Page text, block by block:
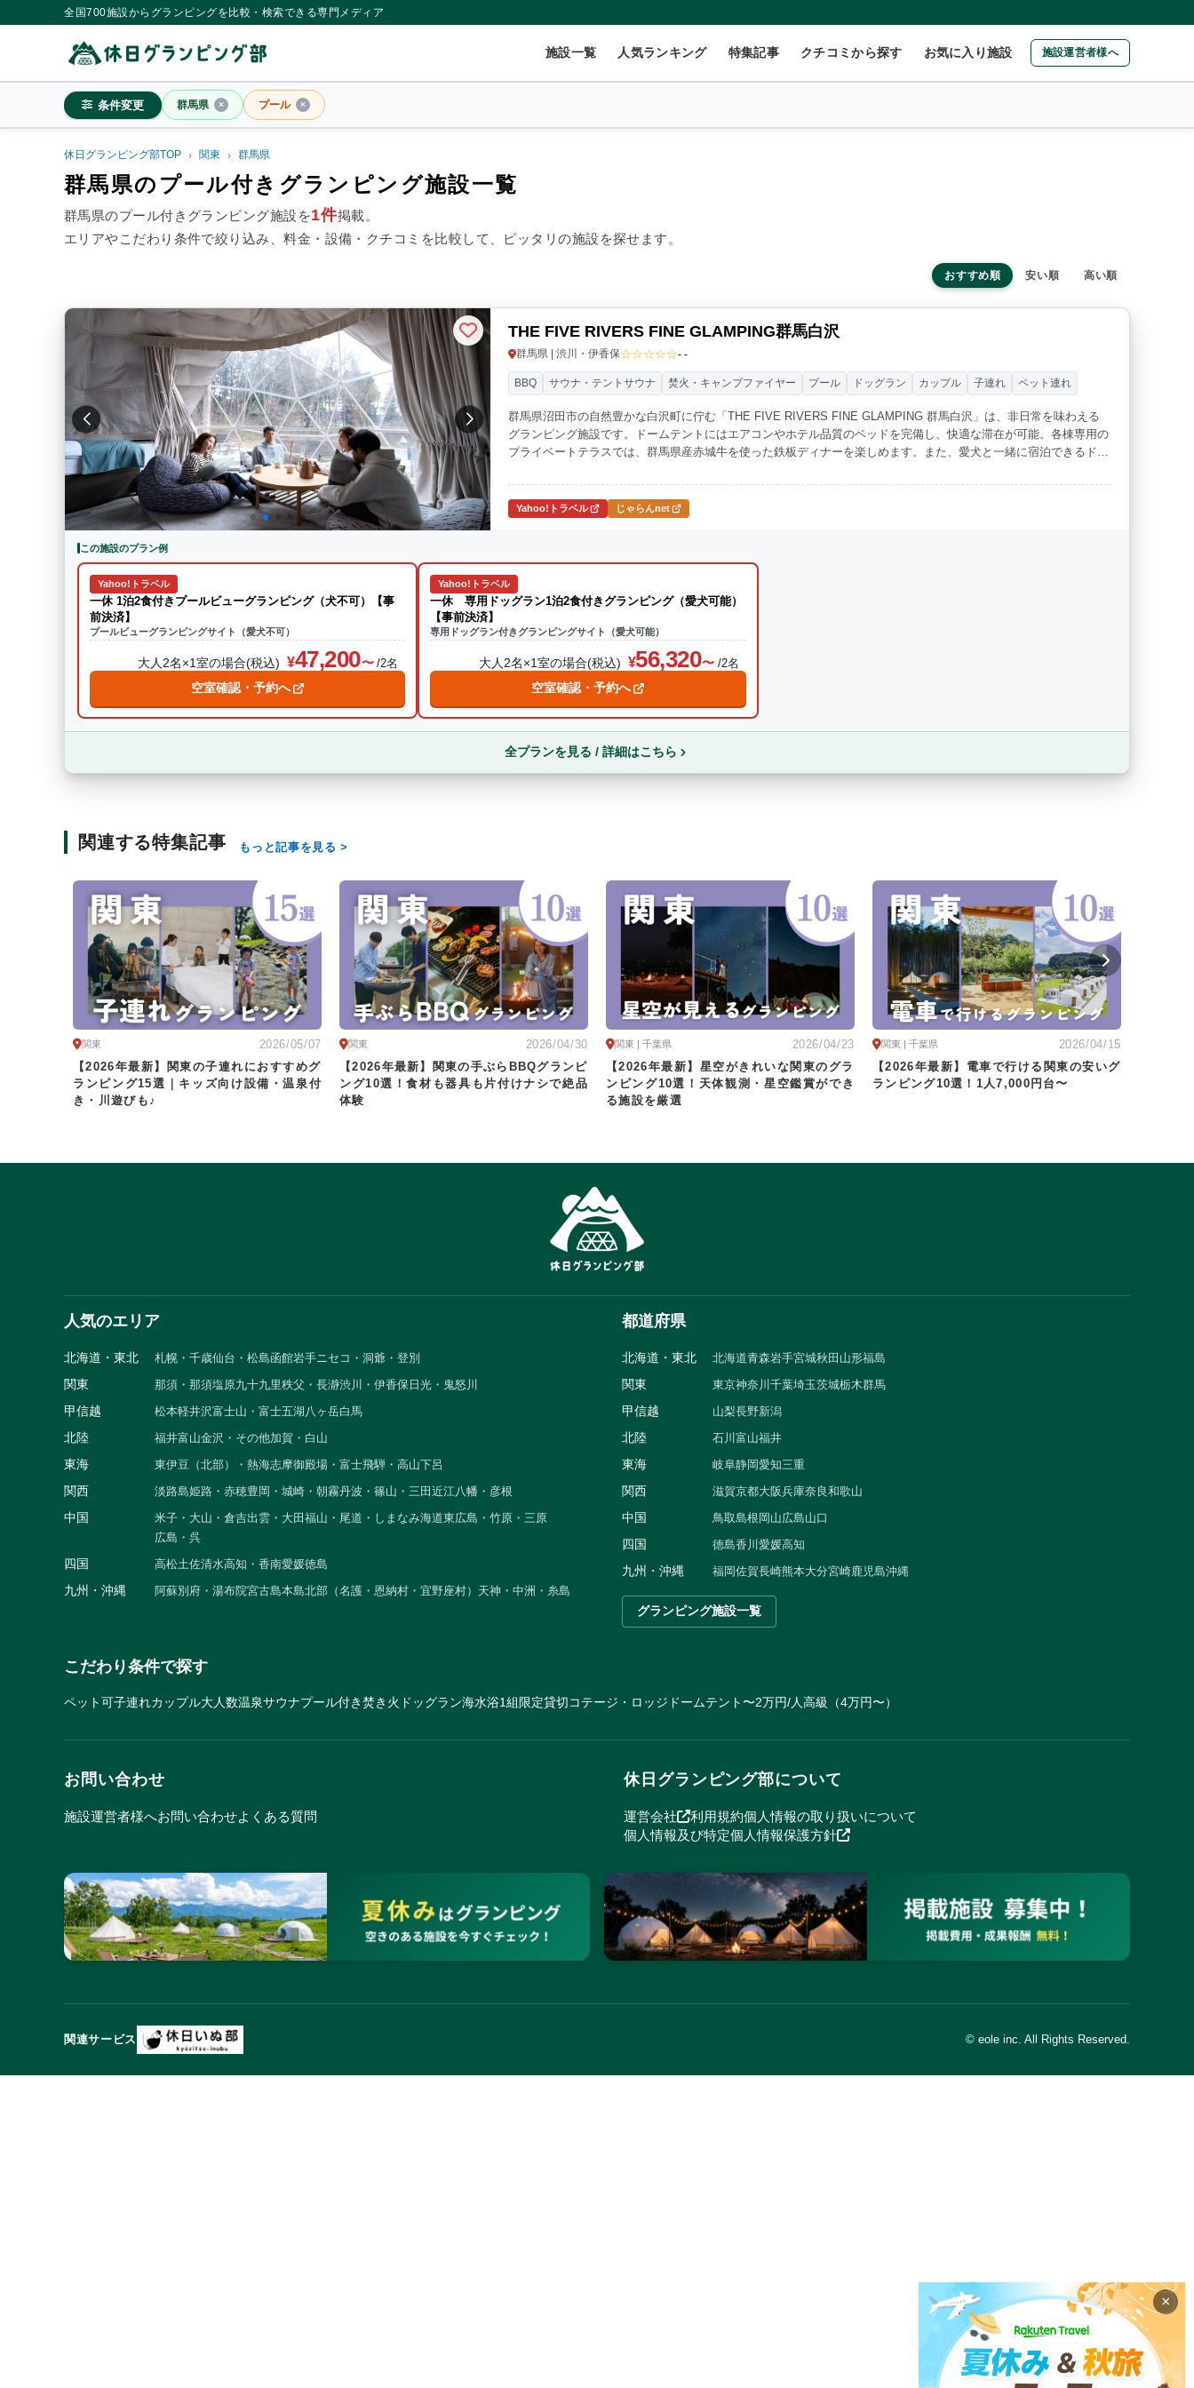
×
全国700施設からグランピングを比較・検索できる専門メディア
施設一覧 人気ランキング 特集記事 クチコミから探す お気に入り施設 施設運営者様へ
条件変更 群馬県 プール
群馬県
シチュエーション
カップル 子連れ 大人数(グループ)
ペット連れ
施設タイプ
ドームテント コットンテント コテージ・ロッジ バンガロー・キャビン
1組限定貸切
特徴・アクティビティ
BBQ サウナ・テントサウナ 焚火・キャンプファイヤー 手持ち花火 温泉 プール 海水浴 ドッグラン
駅から徒歩15分以内 駅から送迎あり
条件をクリア
休日グランピング部TOP 関東 群馬県
群馬県のプール付きグランピング施設一覧
群馬県のプール付きグランピング施設を1件掲載。
エリアやこだわり条件で絞り込み、料金・設備・クチコミを比較して、ピッタリの施設を探せます。
おすすめ順 安い順 高い順
THE FIVE RIVERS FINE GLAMPING群馬白沢
群馬県 | 渋川・伊香保☆☆☆☆☆- -
群馬県沼田市の自然豊かな白沢町に佇む「THE FIVE RIVERS FINE GLAMPING 群馬白沢」は、非日常を味わえる
グランピング施設です。ドームテントにはエアコンやホテル品質のベッドを完備し、快適な滞在が可能。各棟専用の
プライベートテラスでは、群馬県産赤城牛を使った鉄板ディナーを楽しめます。また、愛犬と一緒に宿泊できるドッ
BBQ サウナ・テントサウナ 焚火・キャンプファイヤー プール ドッグラン カップル 子連れ ペット連れ
Yahoo!トラベル じゃらんnet
この施設のプラン例
Yahoo!トラベル
一休 1泊2食付きプールビューグランピング（犬不可）【事
前決済】
プールビューグランピングサイト（愛犬不可）
大人2名×1室の場合(税込) 47,200 /2名
空室確認・予約へ
Yahoo!トラベル
一休 専用ドッグラン1泊2食付きグランピング（愛犬可能）
【事前決済】
専用ドッグラン付きグランピングサイト（愛犬可能）
大人2名×1室の場合(税込) 56,320 /2名
空室確認・予約へ
全プランを見る / 詳細はこちら
関連する特集記事 もっと記事を見る
2026/05/07
関東
【2026年最新】関東の子連れにおすすめグ
ランピング15選｜キッズ向け設備・温泉付
き・川遊びも♪
2026/04/30
関東
【2026年最新】関東の手ぶらBBQグランピ
ング10選！食材も器具も片付けナシで絶品
体験
2026/04/23
関東 | 千葉県
【2026年最新】星空がきれいな関東のグラ
ンピング10選！天体観測・星空鑑賞ができ
る施設を厳選
2026/04/15
関東 | 千葉県
【2026年最新】電車で行ける関東の安いグ
ランピング10選！1人7,000円台〜
人気のエリア
北海道・東北 札幌・千歳仙台・松島函館岩手ニセコ・洞爺・登別
関東 那須・那須塩原九十九里秩父・長瀞渋川・伊香保 日光・鬼怒川
甲信越 松本軽井沢富士山・富士五湖八ヶ岳白馬
北陸 福井富山金沢・その他加賀・白山
東海 東伊豆（北部）・熱海志摩御殿場・富士飛騨・高山下呂
関西 淡路島姫路・赤穂豊岡・城崎・朝霧丹波・篠山・三田 近江八幡・彦根
中国 米子・大山・倉吉出雲・大田 福山・尾道・しまなみ海道東広島・竹原・三原
広島・呉
四国 高松土佐清水高知・香南愛媛徳島
九州・沖縄 阿蘇別府・湯布院宮古島本島北部（名護・恩納村・宜野座村） 天神・中洲・糸島
都道府県
北海道・東北 北海道青森岩手宮城秋田 山形福島
関東 東京神奈川 千葉埼玉茨城栃木群馬
甲信越 山梨長野新潟
北陸 石川 富山福井
東海 岐阜静岡愛知三重
関西 滋賀京都大阪兵庫奈良和歌山
中国 鳥取島根 岡山広島山口
四国 徳島香川 愛媛高知
九州・沖縄 福岡佐賀長崎熊本大分宮崎鹿児島沖縄
グランピング施設一覧
こだわり条件で探す
ペット可子連れカップル大人数温泉サウナプール付き焚き火 ドッグラン海水浴1組限定貸切コテージ・ロッジ ドームテント 〜2万円/人高級（4万円〜）
お問い合わせ
施設運営者様へお問い合わせよくある質問
休日グランピング部について
運営会社 利用規約個人情報の取り扱いについて
個人情報及び特定個人情報保護方針
関連サービス © eole inc. All Rights Reserved.